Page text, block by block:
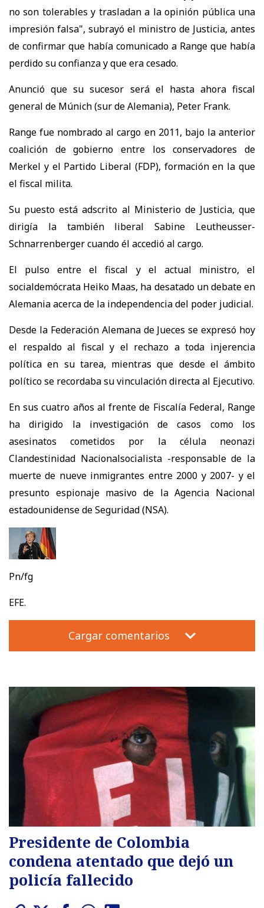
no son tolerables y trasladan a la opinión pública una
impresión falsa", subrayó el ministro de Justicia, antes
de confirmar que había comunicado a Range que había
perdido su confianza y que era cesado.
Anunció que su sucesor será el hasta ahora fiscal
general de Múnich (sur de Alemania), Peter Frank.
Range fue nombrado al cargo en 2011, bajo la anterior
coalición de gobierno entre los conservadores de
Merkel y el Partido Liberal (FDP), formación en la que
el fiscal milita.
Su puesto está adscrito al Ministerio de Justicia, que
dirigía la también liberal Sabine Leutheusser-
Schnarrenberger cuando él accedió al cargo.
El pulso entre el fiscal y el actual ministro, el
socialdemócrata Heiko Maas, ha desatado un debate en
Alemania acerca de la independencia del poder judicial.
Desde la Federación Alemana de Jueces se expresó hoy
el respaldo al fiscal y el rechazo a toda injerencia
política en su tarea, mientras que desde el ámbito
político se recordaba su vinculación directa al Ejecutivo.
En sus cuatro años al frente de Fiscalía Federal, Range
ha dirigido la investigación de casos como los
asesinatos cometidos por la célula neonazi
Clandestinidad Nacionalsocialista -responsable de la
muerte de nueve inmigrantes entre 2000 y 2007- y el
presunto espionaje masivo de la Agencia Nacional
estadounidense de Seguridad (NSA).
Pn/fg
EFE.
Cargar comentarios
Presidente de Colombia
condena atentado que dejó un
policía fallecido